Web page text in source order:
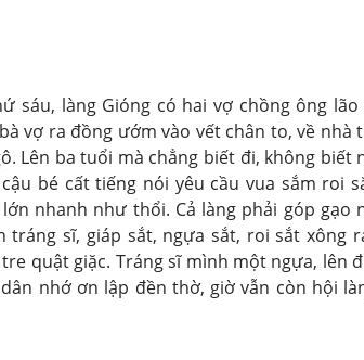
làng Gióng có hai vợ chồng ông lão
vợ ra đồng ướm vào vết chân to, về nhà
Lên ba tuổi mà chẳng biết đi, không biết
bé cất tiếng nói yêu cầu vua sắm roi
nhanh như thổi. Cả làng phải góp gạo
tráng sĩ, giáp sắt, ngựa sắt, roi sắt xông
quật giặc. Tráng sĩ mình một ngựa, lên
nhớ ơn lập đền thờ, giờ vẫn còn hội